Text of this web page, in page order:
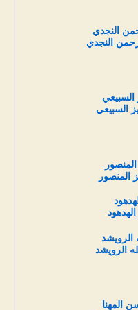
النجدي
السبيعي
المنصور
الرويشد